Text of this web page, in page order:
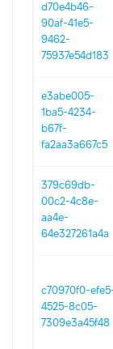
d70e4b46-
90af-41e5-
9462-
75937e54d183
e3abe005-
1ba5-4234-
b67f-
fa2aa3a667c5
379c69db-
00c2-4c8e-
aa4e-
64e327261a4a
c70970f0-
4525-8c05-
7309e3a45f48